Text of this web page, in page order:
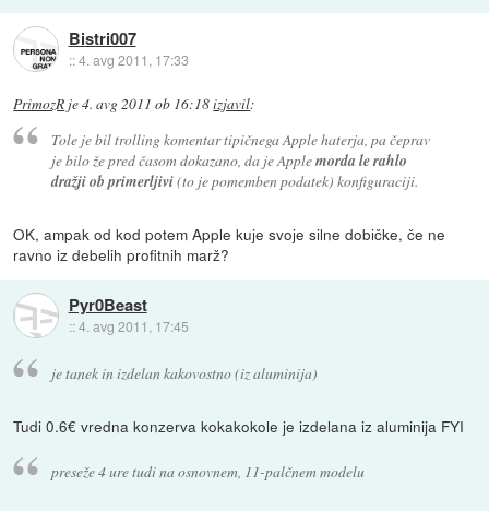
Bistri007
::4. avg 2011, 17:33
PrimozR je4. avg 2011 ob 16:18izjavil:
Tole je bil trolling komentar tipičnega Apple haterja, pa čeprav
je bilo že pred časom dokazano, da je Applemorda le rahlo
dražji ob primerljivi(to je pomemben podatek) konfiguraciji.
OK, ampak od kod potem Apple kuje svoje silne dobičke, če ne
ravno iz debelih profitnih marž?
Pyr0Beast
::4. avg 2011, 17:45
je tanek in izdelan kakovostno (iz aluminija)
Tudi 0.6€ vredna konzerva kokakokole je izdelana iz aluminija FYI
preseže 4 ure tudi na osnovnem, 11-palčnem modelu